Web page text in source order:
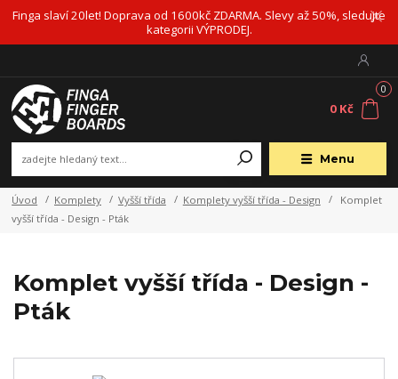
Finga slaví 20let! Doprava od 1600kč ZDARMA. Slevy až 50%, sledujte
kategorii VÝPRODEJ.
Menu
0
0 Kč
Úvod Komplety Vyšší třída Komplety vyšší třída - Design
Komplet
vyšší třída - Design - Pták
Komplet vyšší třída - Design -
Pták